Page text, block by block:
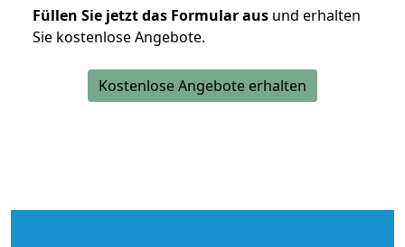
Füllen Sie jetzt das Formular aus und erhalten
Sie kostenlose Angebote.
Kostenlose Angebote erhalten